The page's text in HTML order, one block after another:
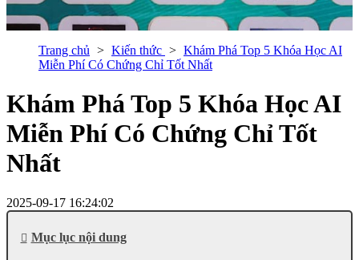
Trang chủ Kiến thức
Khám Phá Top 5 Khóa Học AI
Miễn Phí Có Chứng Chỉ Tốt Nhất
Khám Phá Top 5 Khóa Học AI
Miễn Phí Có Chứng Chỉ Tốt
Nhất
2025-09-17 16:24:02
Mục lục nội dung